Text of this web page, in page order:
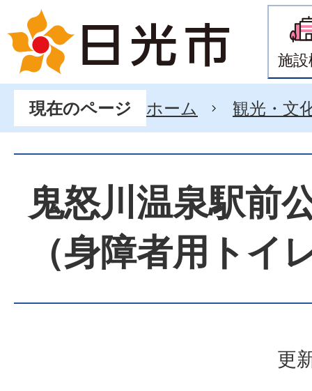
施
現在のページ ホーム 観光・文
鬼怒川温泉駅前
（身障者用トイ
更